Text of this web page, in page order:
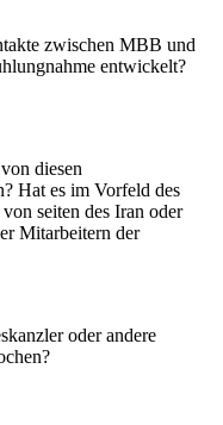
zwischen MBB und
entwickelt?
diesen
Hat es im Vorfeld des
seiten des Iran oder
Mitarbeitern der
oder andere